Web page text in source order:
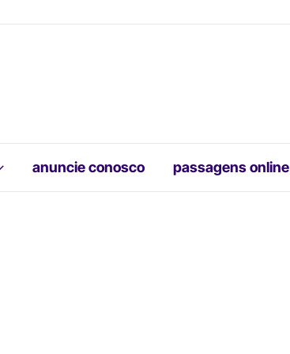
anuncie conosco passagens online